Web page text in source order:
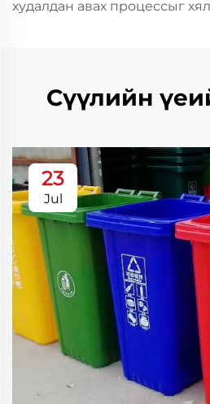
худалдан авах процессыг
Сүүлийн
23
Jul